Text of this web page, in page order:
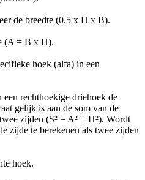
de breedte (0.5 x H x B).
(A = B x H).
hoek (alfa) in een
rechthoekige driehoek de
gelijk is aan de som van de
zijden (S² = A² + H²). Wordt
zijde te berekenen als twee zijden
hoek.